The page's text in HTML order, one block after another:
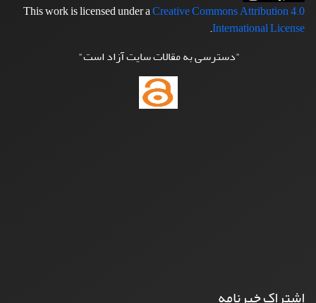
This work is licensed under aCreative Commons Attribution 4.0
International License
.
"دسترسی به مقالات سایت آزاد است"